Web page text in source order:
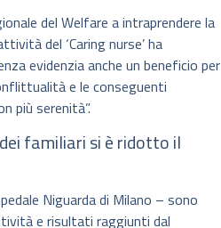
del Welfare a intraprendere la
del ‘Caring nurse’ ha
evidenzia anche un beneficio per
e le conseguenti
più serenità”.
familiari si è ridotto il
Niguarda di Milano – sono
e risultati raggiunti dal